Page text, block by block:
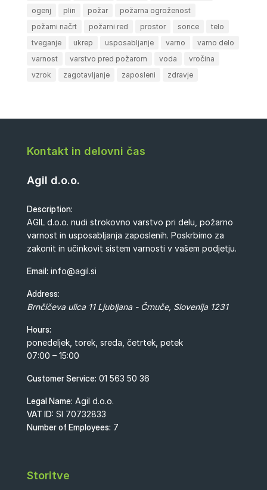
ogenj
plin požar
požarna ogroženost
požarni načrt
požarni red prostor sonce
telo
tveganje
ukrep usposabljanje varno
varno delo
varnost
varstvo pred požarom voda
vročina
vzrok
zagotavljanje zaposleni zdravje
Kontakt in delovni čas
Agil d.o.o.
Description:
AGIL d.o.o. nudi strokovno varstvo pri delu, požarno
varnost in usposabljanja zaposlenih. Poskrbimo za
zakonit in učinkovit sistem varnosti v vašem podjetju.
Email: info@agil.si
Address:
Brnčičeva ulica 11 Ljubljana - Črnuče, Slovenija 1231
Hours:
ponedeljek, torek, sreda, četrtek, petek
07:00 – 15:00
Customer Service: 01 563 50 36
Legal Name: Agil d.o.o.
VAT ID: SI 70732833
Number of Employees: 7
Storitve